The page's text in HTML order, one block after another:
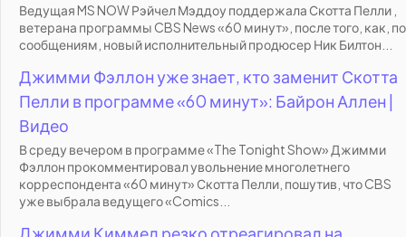
Ведущая MS NOW Рэйчел Мэддоу поддержала Скотта Пелли ,
ветерана программы CBS News «60 минут», после того, как, по
сообщениям, новый исполнительный продюсер Ник Билтон...
Джимми Фэллон уже знает, кто заменит Скотта
Пелли в программе «60 минут»: Байрон Аллен |
Видео
В среду вечером в программе «The Tonight Show» Джимми
Фэллон прокомментировал увольнение многолетнего
корреспондента «60 минут» Скотта Пелли, пошутив, что CBS
уже выбрала ведущего «Comics...